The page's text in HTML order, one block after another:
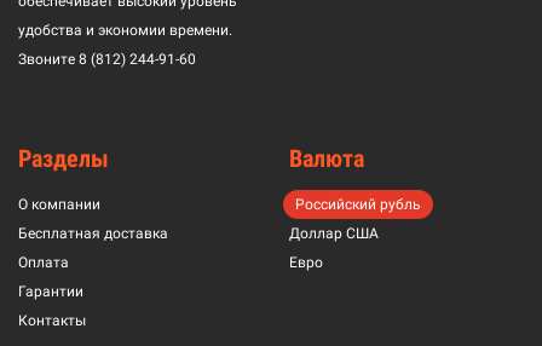
удобства и экономии времени.
Звоните 8 (812) 244-91-60
Разделы
О компании
Бесплатная доставка
Оплата
Гарантии
Контакты
Валюта
Российский рубль
Доллар США
Евро